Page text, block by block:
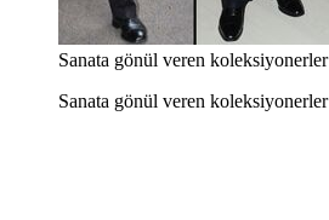
Sanata gönül veren koleksiyonerler
Sanata gönül veren koleksiyonerler